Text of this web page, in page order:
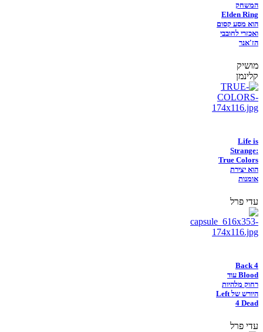
המשחק
Elden Ring
הוא מסע קסום
ואכזרי לחובבי
הז'אנר
מושיק
קלינמן
Life is
Strange:
True Colors
הוא יצירת
אומנות
עדי פרל
Back 4
Blood עוד
רחוק מלהיות
היורש של Left
4 Dead
עדי פרל